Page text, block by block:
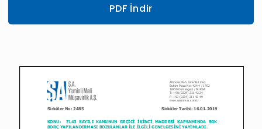
PDF İndir